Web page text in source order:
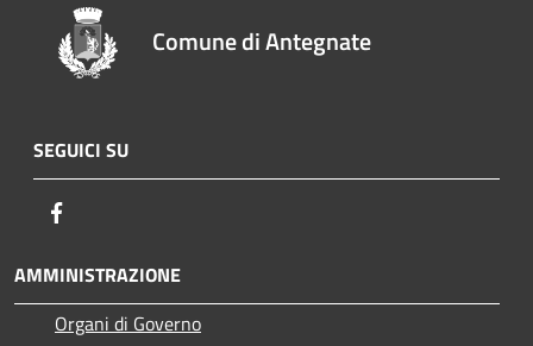
Comune di Antegnate
SEGUICI SU
AMMINISTRAZIONE
Organi di Governo